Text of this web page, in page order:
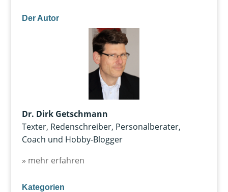
Der Autor
Dr. Dirk Getschmann
Texter, Redenschreiber, Personalberater,
Coach und Hobby-Blogger
» mehr erfahren
Kategorien